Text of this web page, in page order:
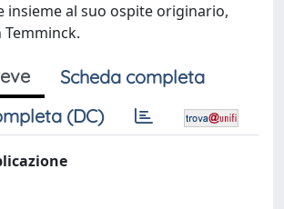
insieme al suo ospite originario,
Scheda completa
(DC)